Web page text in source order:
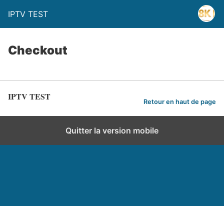
IPTV TEST
Checkout
IPTV TEST Retour en haut de page
Quitter la version mobile